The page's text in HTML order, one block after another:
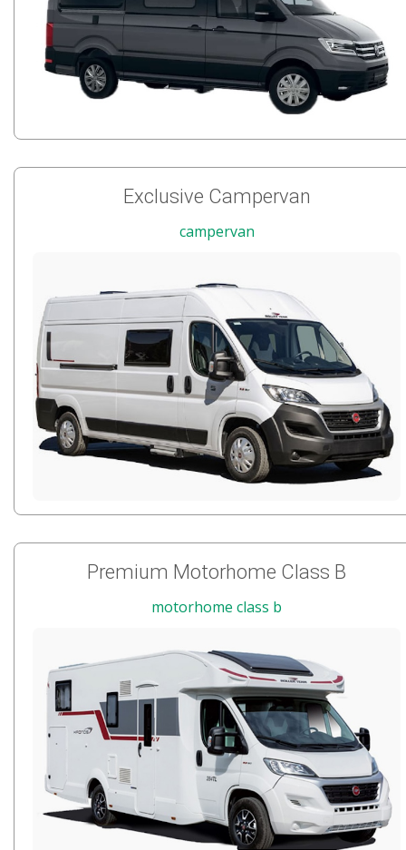
Exclusive Campervan
campervan
Premium Motorhome Class B
motorhome class b